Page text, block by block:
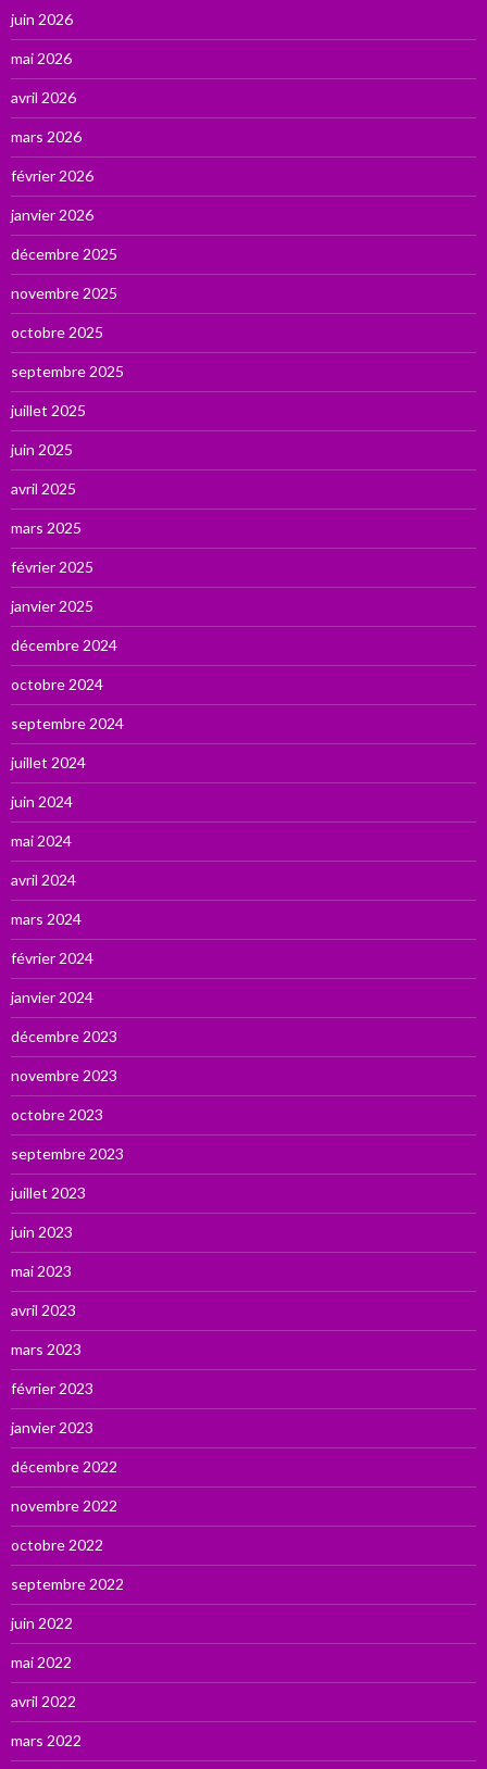
juin 2026
mai 2026
avril 2026
mars 2026
février 2026
janvier 2026
décembre 2025
novembre 2025
octobre 2025
septembre 2025
juillet 2025
juin 2025
avril 2025
mars 2025
février 2025
janvier 2025
décembre 2024
octobre 2024
septembre 2024
juillet 2024
juin 2024
mai 2024
avril 2024
mars 2024
février 2024
janvier 2024
décembre 2023
novembre 2023
octobre 2023
septembre 2023
juillet 2023
juin 2023
mai 2023
avril 2023
mars 2023
février 2023
janvier 2023
décembre 2022
novembre 2022
octobre 2022
septembre 2022
juin 2022
mai 2022
avril 2022
mars 2022